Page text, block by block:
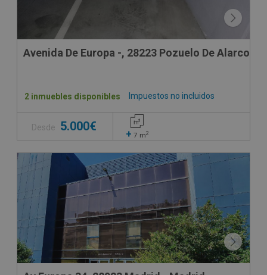
Avenida De Europa -, 28223 Pozuelo De Alarcon
Impuestos no incluidos
2 inmuebles disponibles
Desde 5.000€
+ 7 m2